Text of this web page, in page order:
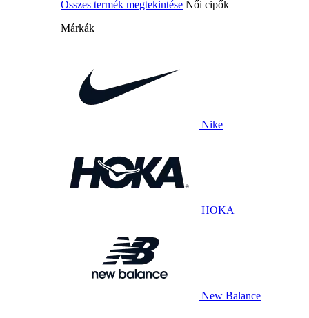
Összes termék megtekintése Női cipők
Márkák
Nike
HOKA
New Balance